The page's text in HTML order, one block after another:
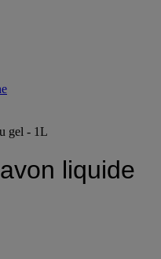
liquide